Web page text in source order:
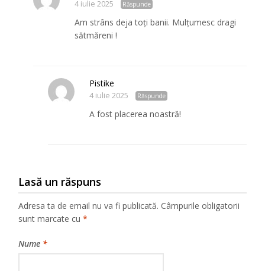
4 iulie 2025 Răspunde
Am strâns deja toți banii. Mulțumesc dragi
sătmăreni !
Pistike
4 iulie 2025 Răspunde
A fost placerea noastră!
Lasă un răspuns
Adresa ta de email nu va fi publicată. Câmpurile obligatorii
sunt marcate cu*
Nume *